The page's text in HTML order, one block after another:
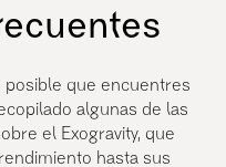
posible que encuentres
algunas de las
el Exogravity, que
hasta sus